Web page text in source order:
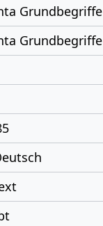
Grundbegriffe
Grundbegriffe